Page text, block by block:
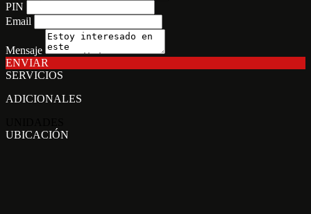
PIN
Email
Mensaje
ENVIAR
SERVICIOS
ADICIONALES
UBICACIÓN